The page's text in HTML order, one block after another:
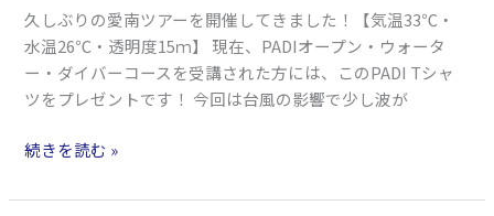
＆
リ
フ
レ
シ
久しぶりの愛南ツアーを開催してきました！【気温33℃・
水温26℃・透明度15ｍ】 現在、PADIオープン・ウォータ
ー・ダイバーコースを受講された方には、このPADI Tシャ
ツをプレゼントです！ 今回は台風の影響で少し波が
い
い
生
物
っ
い
続きを読む »